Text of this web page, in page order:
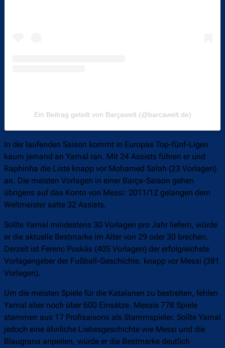
Ein Beitrag geteilt von Barçawelt (@barcawelt.de)
In der laufenden Saison kommt in Europas Top-fünf-Ligen
kaum jemand an Yamal ran. Mit 24 Assists führen er und
Raphinha die Liste knapp vor Mohamed Salah (23 Vorlagen)
an. Die meisten Vorlagen in einer Barça-Saison gehen
übrigens auf das Konto von Messi: 2011/12 gelangen dem
Weltmeister satte 32 Assists.
Sollte Yamal mindestens 30 Vorlagen pro Jahr liefern, würde
er die aktuelle Bestmarke im Alter von 29 oder 30 brechen.
Derzeit ist Ferenc Puskás (405 Vorlagen) der erfolgreichste
Vorlagengeber der Fußball-Geschichte, knapp vor Messi (381
Vorlagen).
Um die meisten Spiele für die Katalanen zu bestreiten, fehlen
Yamal aber noch über 600 Einsätze. Messis 778 Spiele
stammen aus 17 Profisaisons als Stammspieler. Sollte Yamal
jedoch eine ähnliche Liebesgeschichte wie Messi und die
Blaugrana anpeilen, würde er die Bestmarke deutlich